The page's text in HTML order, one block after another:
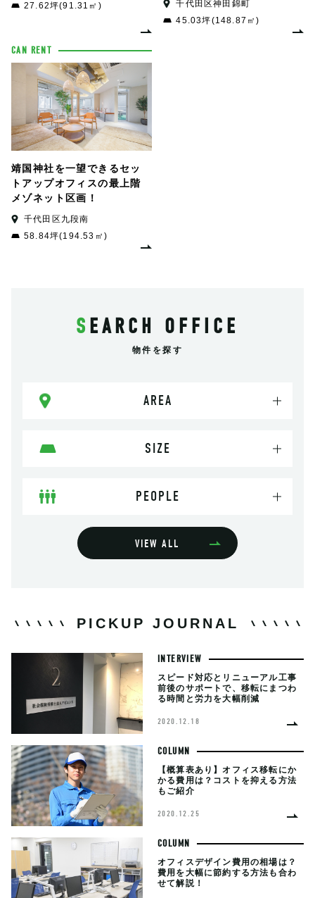
27.62坪(91.31㎡)
千代田区神田錦町
45.03坪(148.87㎡)
CAN RENT
靖国神社を一望できるセッ
トアップオフィスの最上階
メゾネット区画！
千代田区九段南
58.84坪(194.53㎡)
SEARCH OFFICE
物件を探す
AREA
SIZE
PEOPLE
VIEW ALL
PICKUP JOURNAL
INTERVIEW
スピード対応とリニューアル工事
前後のサポートで、移転にまつわ
る時間と労力を大幅削減
2020.12.18
COLUMN
【概算表あり】オフィス移転にか
かる費用は？コストを抑える方法
もご紹介
2020.12.25
COLUMN
オフィスデザイン費用の相場は？
費用を大幅に節約する方法も合わ
せて解説！